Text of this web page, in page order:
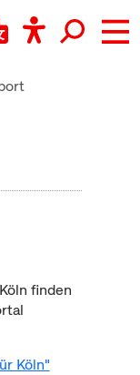
finden
Köln"